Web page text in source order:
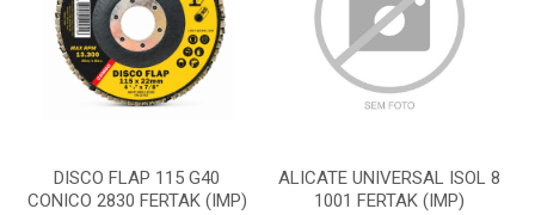
DISCO FLAP 115 G40
CONICO 2830 FERTAK (IMP)
ALICATE UNIVERSAL ISOL 8
1001 FERTAK (IMP)